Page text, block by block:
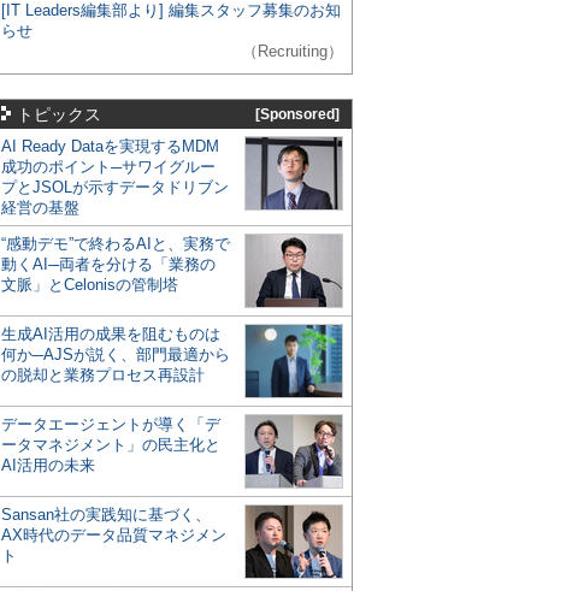
[IT Leaders編集部より] 編集スタッフ募集のお知
らせ
（Recruiting）
トピックス [Sponsored]
AI Ready Dataを実現するMDM
成功のポイント─サワイグルー
プとJSOLが示すデータドリブン
経営の基盤
“感動デモ”で終わるAIと、実務で
動くAI─両者を分ける「業務の
文脈」とCelonisの管制塔
生成AI活用の成果を阻むものは
何か─AJSが説く、部門最適から
の脱却と業務プロセス再設計
データエージェントが導く「デ
ータマネジメント」の民主化と
AI活用の未来
Sansan社の実践知に基づく、
AX時代のデータ品質マネジメン
ト